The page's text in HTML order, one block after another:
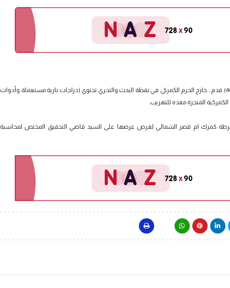
تمكنت مديرية منفذ ميناء ام قصر الشمالي، من ضبط حاويتين حجم (40) قدم ، خارج الحرم الكمركي في نقطة البحث والتحري تحتوي (دراجات نارية مستعملة وأدوات
المنجزة معده للتهريب .
كمرك ام قصر الشمالي لغرض عرضها على السيد قاضي التحقيق المختص لمحاسبة